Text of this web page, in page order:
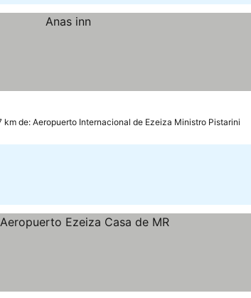
km de: Aeropuerto Internacional de Ezeiza Ministro Pistarini